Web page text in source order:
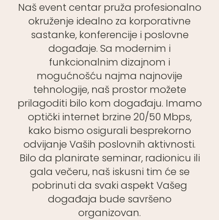
Naš event centar pruža profesionalno
okruženje idealno za korporativne
sastanke, konferencije i poslovne
događaje. Sa modernim i
funkcionalnim dizajnom i
mogućnošću najma najnovije
tehnologije, naš prostor možete
prilagoditi bilo kom događaju. Imamo
optički internet brzine 20/50 Mbps,
kako bismo osigurali besprekorno
odvijanje Vaših poslovnih aktivnosti.
Bilo da planirate seminar, radionicu ili
gala večeru, naš iskusni tim će se
pobrinuti da svaki aspekt Vašeg
događaja bude savršeno
organizovan.